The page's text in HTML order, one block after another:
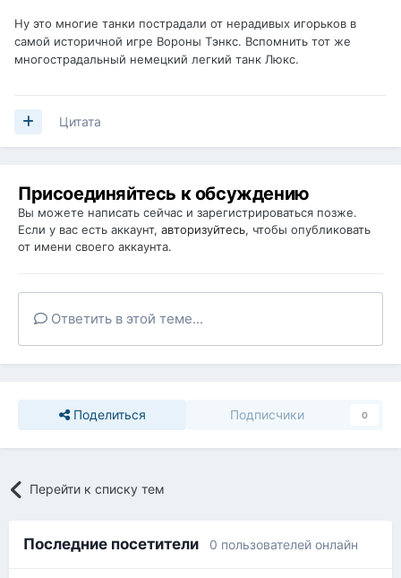
Ну это многие танки пострадали от нерадивых игорьков в
самой историчной игре Вороны Тэнкс. Вспомнить тот же
многострадальный немецкий легкий танк Люкс.
Цитата
Присоединяйтесь к обсуждению
Вы можете написать сейчас и зарегистрироваться позже.
Если у вас есть аккаунт, авторизуйтесь, чтобы опубликовать
от имени своего аккаунта.
Ответить в этой теме...
Поделиться Подписчики 0
Перейти к списку тем
Последние посетители 0 пользователей онлайн